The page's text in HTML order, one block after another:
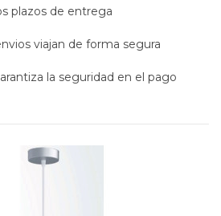
plazos de entrega
viajan de forma segura
la seguridad en el pago